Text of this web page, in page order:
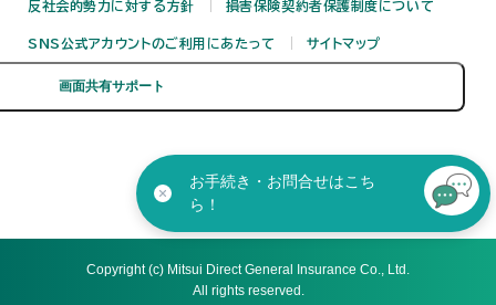
反社会的勢力に対する方針 損害保険契約者保護制度について
SNS公式アカウントのご利用にあたって サイトマップ
Copyright (c) Mitsui Direct General Insurance Co., Ltd.
All rights reserved.
お手続き・お問合せはこち
ら！